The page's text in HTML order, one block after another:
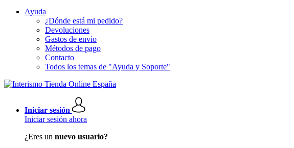
Ayuda
¿Dónde está mi pedido?
Devoluciones
Gastos de envío
Métodos de pago
Contacto
Todos los temas de "Ayuda y Soporte"
Iniciar sesión
Iniciar sesión ahora
¿Eres un nuevo usuario?